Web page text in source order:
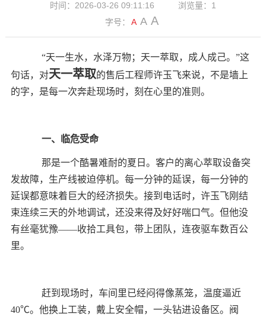
时间：2026-03-26 09:11:16
浏览量：1
字号：
A A A
“天一生水，水泽万物；天一萃取，成人成己。”这
句话，对天一萃取的售后工程师许玉飞来说，不是墙上
的字，是每一次奔赴现场时，刻在心里的准则。
一、临危受命
那是一个酷暑难耐的夏日。客户的离心萃取设备突
发故障，生产线被迫停机。每一分钟的延误，每一分钟的
延误都意味着巨大的经济损失。 接到电话时，许玉飞刚结
束连续三天的外地调试，还没来得及好好喘口气。但他没
有丝毫犹豫——收拾工具包，带上团队，连夜驱车数百公
里。
赶到现场时，车间里已经闷得像蒸笼，温度逼近
40℃。他换上工装，戴上安全帽，一头钻进设备区。阀